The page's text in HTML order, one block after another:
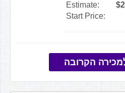
Estimate:
Start Price:
הקרובה